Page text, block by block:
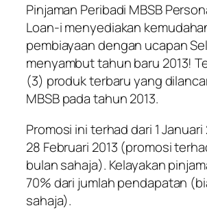
Pinjaman Peribadi MBSB
Loan-imenyediakan
pembiayaan dengan ucapan
menyambut tahun baru 2013!
(3) produk terbaru yang
MBSB pada tahun 2013.
Promosi ini terhad dari 1 Januari
28 Februari 2013 (promosi
bulan sahaja). Kelayakan
70% dari jumlah pendapatan
sahaja).